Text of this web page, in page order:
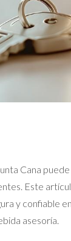
Cana
Este
y confiable
asesoría.